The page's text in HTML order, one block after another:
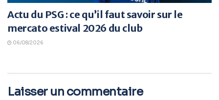
Actu du PSG : ce qu’il faut savoir sur le
mercato estival 2026 du club
06/08/2026
Laisser un commentaire